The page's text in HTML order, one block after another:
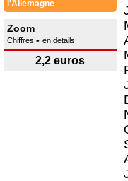
l'Allemagne
Zoom
Chiffres - en details
2,2 euros